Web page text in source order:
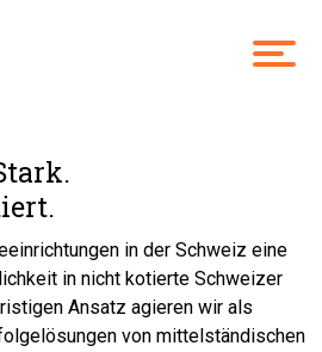
in der Schweiz eine
in nicht kotierte Schweizer
Ansatz agieren wir als
von mittelständischen